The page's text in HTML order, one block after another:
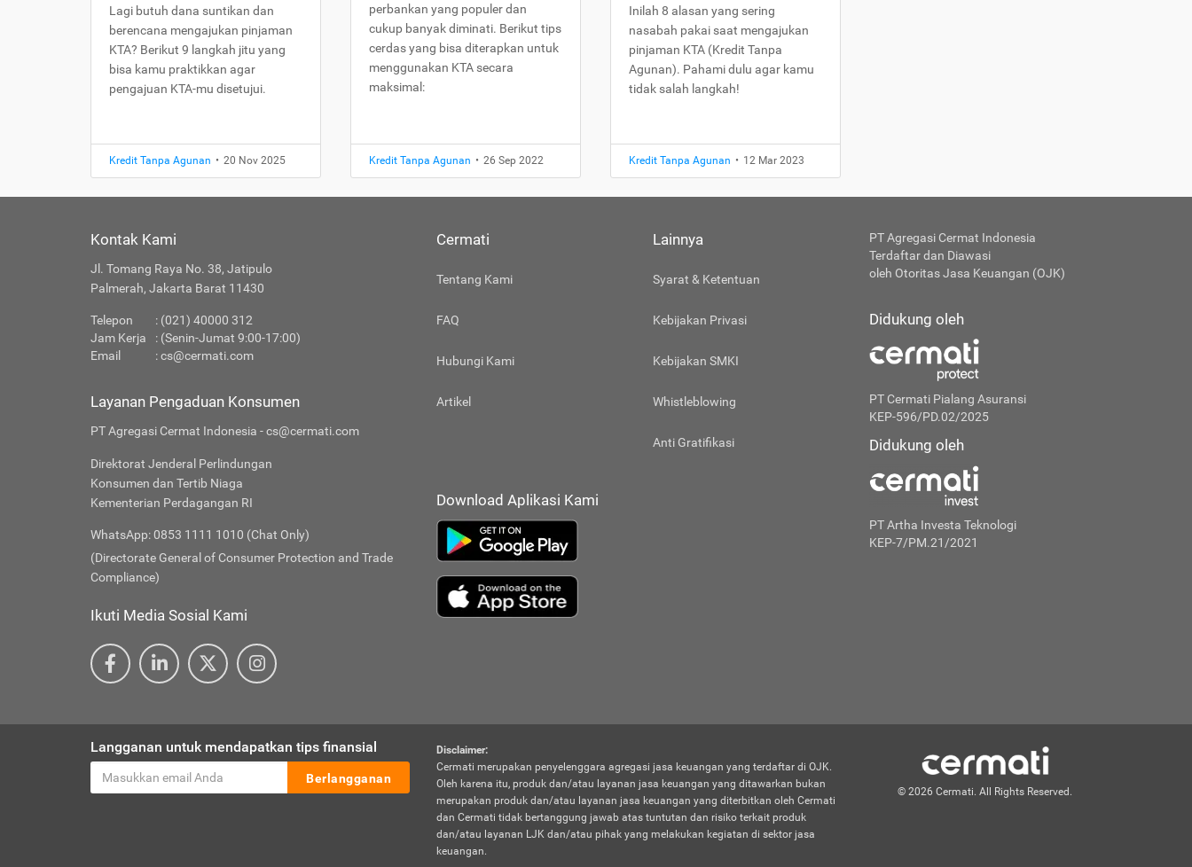
Lagi butuh dana suntikan dan
berencana mengajukan pinjaman
KTA? Berikut 9 langkah jitu yang
bisa kamu praktikkan agar
pengajuan KTA-mu disetujui.
Kredit Tanpa Agunan • 20 Nov 2025
perbankan yang populer dan
cukup banyak diminati. Berikut tips
cerdas yang bisa diterapkan untuk
menggunakan KTA secara
maksimal:
Kredit Tanpa Agunan • 26 Sep 2022
Inilah 8 alasan yang sering
nasabah pakai saat mengajukan
pinjaman KTA (Kredit Tanpa
Agunan). Pahami dulu agar kamu
tidak salah langkah!
Kredit Tanpa Agunan • 12 Mar 2023
Kontak Kami
Jl. Tomang Raya No. 38, Jatipulo
Palmerah, Jakarta Barat 11430
Telepon
: (021) 40000 312
Jam Kerja
: (Senin-Jumat 9:00-17:00)
Email
:cs@cermati.com
Layanan Pengaduan Konsumen
PT Agregasi Cermat Indonesia - cs@cermati.com
Direktorat Jenderal Perlindungan
Konsumen dan Tertib Niaga
Kementerian Perdagangan RI
WhatsApp: 0853 1111 1010 (Chat Only)
(Directorate General of Consumer Protection and Trade
Compliance)
Ikuti Media Sosial Kami
Cermati
Tentang Kami
FAQ
Hubungi Kami
Artikel
Lainnya
Syarat & Ketentuan
Kebijakan Privasi
Kebijakan SMKI
Whistleblowing
Anti Gratifikasi
Download Aplikasi Kami
PT Agregasi Cermat Indonesia
Terdaftar dan Diawasi
oleh Otoritas Jasa Keuangan (OJK)
Didukung oleh
PT Cermati Pialang Asuransi
KEP-596/PD.02/2025
Didukung oleh
PT Artha Investa Teknologi
KEP-7/PM.21/2021
Langganan untuk mendapatkan tips finansial
Berlangganan
Disclaimer:
Cermati merupakan penyelenggara agregasi jasa keuangan yang terdaftar di OJK.
Oleh karena itu, produk dan/atau layanan jasa keuangan yang ditawarkan bukan
merupakan produk dan/atau layanan jasa keuangan yang diterbitkan oleh Cermati
dan Cermati tidak bertanggung jawab atas tuntutan dan risiko terkait produk
dan/atau layanan LJK dan/atau pihak yang melakukan kegiatan di sektor jasa
keuangan.
© 2026 Cermati. All Rights Reserved.